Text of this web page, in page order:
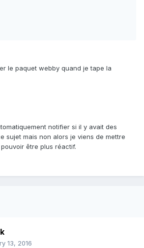
le paquet webby quand je tape la
notifier si il y avait des
sujet mais non alors je viens de mettre
être plus réactif.
13, 2016